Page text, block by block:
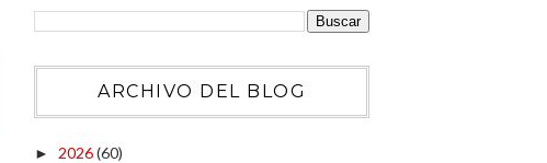
ARCHIVO DEL BLOG
► 2026(60)